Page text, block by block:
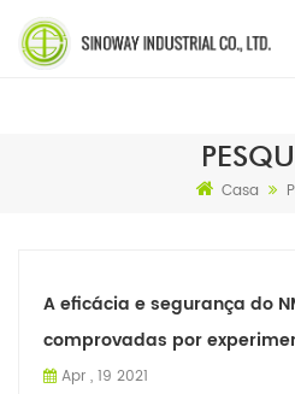
Casa
A eficácia e segurança do
comprovadas por
Apr , 19 2021